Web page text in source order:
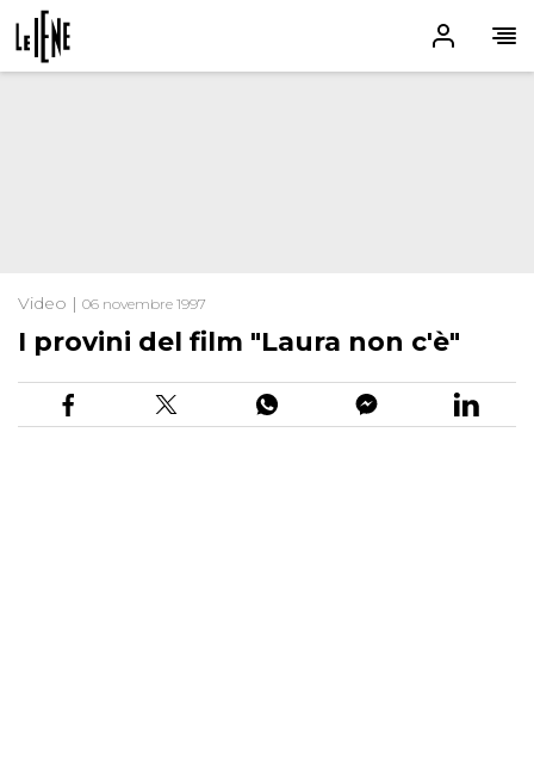
Video | 06 novembre 1997
I provini del film "Laura non c'è"